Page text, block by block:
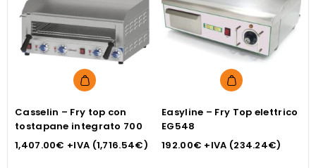
Casselin – Fry top con
tostapane integrato 700
1,407.00€ +IVA (1,716.54€)
Easyline – Fry Top elettrico
EG548
192.00€ +IVA (234.24€)